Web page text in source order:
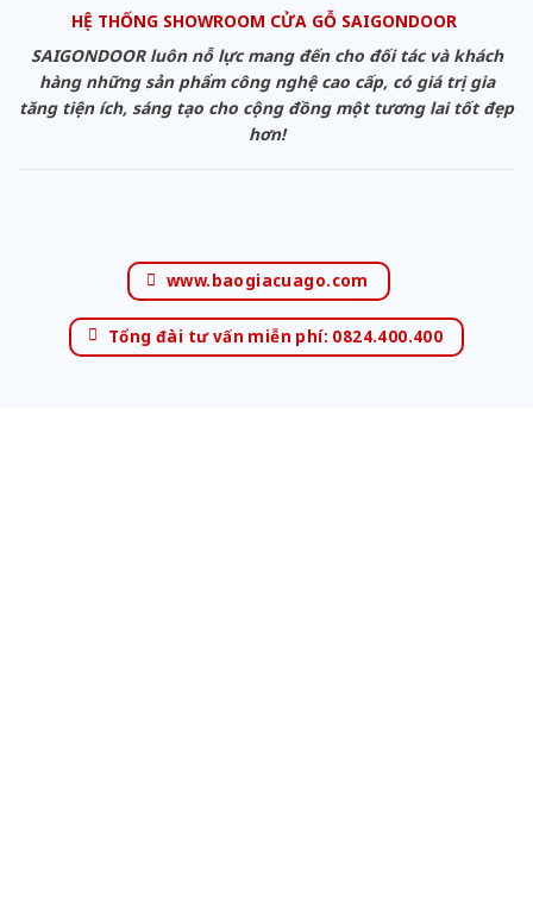
HỆ THỐNG SHOWROOM CỬA GỖ SAIGONDOOR
SAIGONDOOR luôn nỗ lực mang đến cho đối tác và khách
hàng những sản phẩm công nghệ cao cấp, có giá trị gia
tăng tiện ích, sáng tạo cho cộng đồng một tương lai tốt đẹp
hơn!
www.baogiacuago.com
Tổng đài tư vấn miễn phí: 0824.400.400